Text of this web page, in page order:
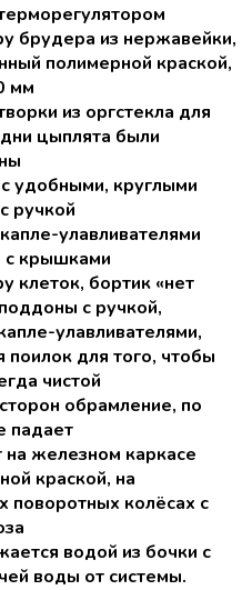
брудера из нержавейки,
полимерной краской,
мм
из оргстекла для
цыплята были
удобными, круглыми
ручкой
улавливателями
крышками
клеток, бортик «нет
с ручкой,
улавливателями,
для того, чтобы
чистой
обрамление, по
падает
на железном каркасе
краской, на
поворотных колёсах с
водой из бочки с
воды от системы.